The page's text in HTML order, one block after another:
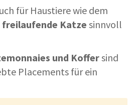
für Haustiere wie dem
freilaufende Katze sinnvoll
und Koffersind
Placements für ein